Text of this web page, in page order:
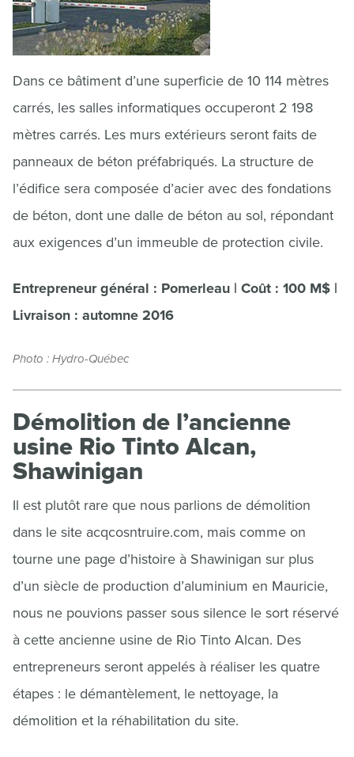
Dans ce bâtiment d’une superficie de 10 114 mètres
carrés, les salles informatiques occuperont 2 198
mètres carrés. Les murs extérieurs seront faits de
panneaux de béton préfabriqués. La structure de
l’édifice sera composée d’acier avec des fondations
de béton, dont une dalle de béton au sol, répondant
aux exigences d’un immeuble de protection civile.
Entrepreneur général : Pomerleau | Coût : 100 M$ |
Livraison : automne 2016
Photo : Hydro-Québec
Démolition de l’ancienne
usine Rio Tinto Alcan,
Shawinigan
Il est plutôt rare que nous parlions de démolition
dans le site acqcosntruire.com, mais comme on
tourne une page d’histoire à Shawinigan sur plus
d’un siècle de production d’aluminium en Mauricie,
nous ne pouvions passer sous silence le sort réservé
à cette ancienne usine de Rio Tinto Alcan. Des
entrepreneurs seront appelés à réaliser les quatre
étapes : le démantèlement, le nettoyage, la
démolition et la réhabilitation du site.